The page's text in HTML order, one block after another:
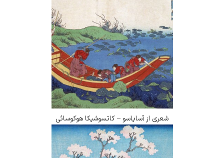
شعری از آسایاسو – کاتسوشیکا هوکوسائی